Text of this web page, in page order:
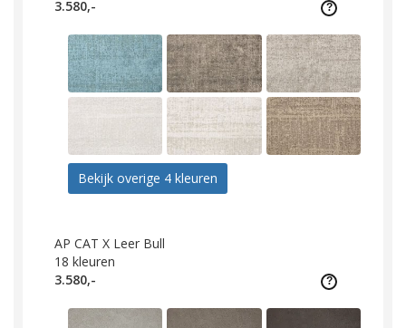
3.580,-
Bekijk overige 4 kleuren
AP CAT X Leer Bull
18 kleuren
3.580,-